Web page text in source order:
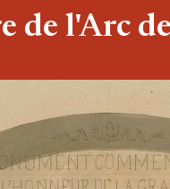
de l'Arc